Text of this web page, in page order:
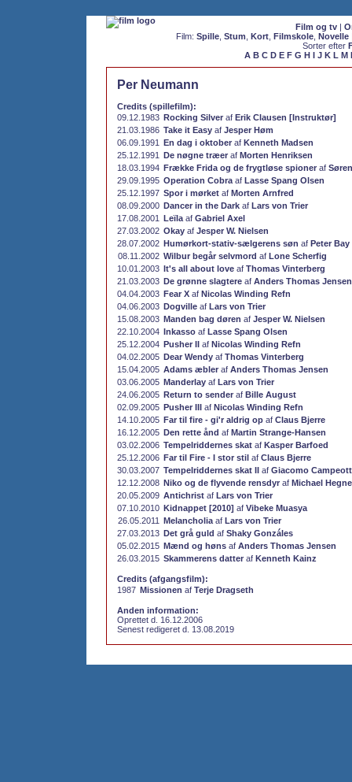
Film og tv|
Film: Spille, Stum Kort, Filmskole, Novelle
Sorter efter
A B C D E F G H I J K L M
Per Neumann
Credits (spillefilm):
09.12.1983 Rocking Silver af Erik Clausen [Instruktør]
21.03.1986 Take it Easy af Jesper Høm
06.09.1991 En dag i oktober af Kenneth Madsen
25.12.1991 De nøgne træer af Morten Henriksen
18.03.1994 Frække Frida og de frygtløse spioner af
29.09.1995 Operation Cobra af Lasse Spang Olsen
25.12.1997 Spor i mørket af Morten Arnfred
08.09.2000 Dancer in the Dark af Lars von Trier
17.08.2001 Leïla af Gabriel Axel
27.03.2002 Okay af Jesper W. Nielsen
28.07.2002 Humørkort-stativ-sælgerens søn af Peter Bay
08.11.2002 Wilbur begår selvmord af Lone Scherfig
10.01.2003 It's all about love af Thomas Vinterberg
21.03.2003 De grønne slagtere af Anders Thomas Jensen
04.04.2003 Fear X af Nicolas Winding Refn
04.06.2003 Dogville af Lars von Trier
15.08.2003 Manden bag døren af Jesper W. Nielsen
22.10.2004 Inkasso af Lasse Spang Olsen
25.12.2004 Pusher II af Nicolas Winding Refn
04.02.2005 Dear Wendy af Thomas Vinterberg
15.04.2005 Adams æbler af Anders Thomas Jensen
03.06.2005 Manderlay af Lars von Trier
24.06.2005 Return to sender af Bille August
02.09.2005 Pusher III af Nicolas Winding Refn
14.10.2005 Far til fire - gi'r aldrig op af Claus Bjerre
16.12.2005 Den rette ånd af Martin Strange-Hansen
03.02.2006 Tempelriddernes skat af Kasper Barfoed
25.12.2006 Far til Fire - I stor stil af Claus Bjerre
30.03.2007 Tempelriddernes skat II af Giacomo
12.12.2008 Niko og de flyvende rensdyr af Michael
20.05.2009 Antichrist af Lars von Trier
07.10.2010 Kidnappet [2010] af Vibeke Muasya
26.05.2011 Melancholia af Lars von Trier
27.03.2013 Det grå guld af Shaky Gonzáles
05.02.2015 Mænd og høns af Anders Thomas Jensen
26.03.2015 Skammerens datter af Kenneth Kainz
Credits (afgangsfilm):
1987 Missionen af Terje Dragseth
Anden information:
Oprettet d. 16.12.2006
Senest redigeret d. 13.08.2019